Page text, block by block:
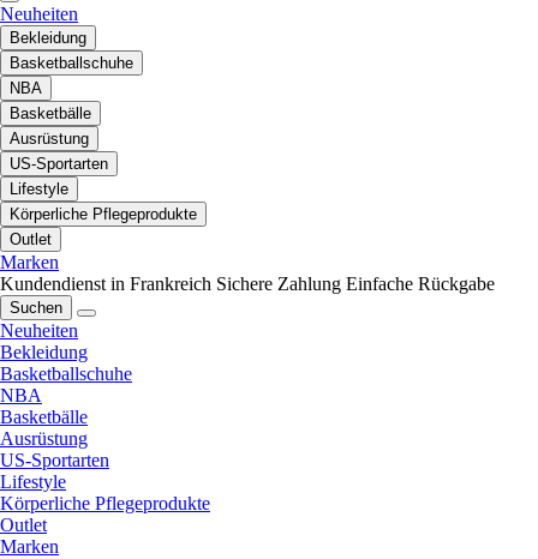
Neuheiten
Bekleidung
Basketballschuhe
NBA
Basketbälle
Ausrüstung
US-Sportarten
Lifestyle
Körperliche Pflegeprodukte
Outlet
Marken
Kundendienst in Frankreich Sichere Zahlung Einfache Rückgabe
Suchen
Neuheiten
Bekleidung
Basketballschuhe
NBA
Basketbälle
Ausrüstung
US-Sportarten
Lifestyle
Körperliche Pflegeprodukte
Outlet
Marken